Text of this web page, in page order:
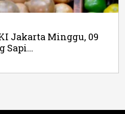
Jakarta Minggu, 09
Sapi...